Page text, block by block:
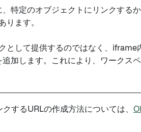
特定のオブジェクトにリンクする
ります。
として提供するのではなく、
追加します。これにより、ワークス
するURLの作成方法については、